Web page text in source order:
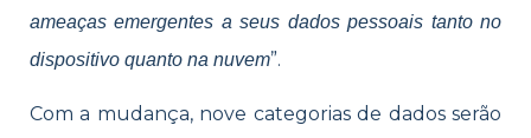
ameaças emergentes a seus dados pessoais tanto no
dispositivo quanto na nuvem”.
Com a mudança, nove categorias de dados serão